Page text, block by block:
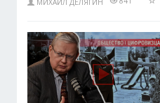
МИХАИЛ ДЕЛЯГИН